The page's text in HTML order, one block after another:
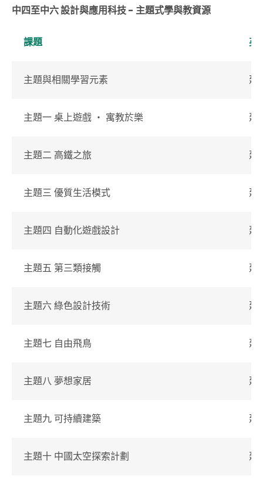
中四至中六 設計與應用科技 - 主題式學與教資源
課題 英
主題與相關學習元素 建
主題一 桌上遊戲 ‧ 寓教於樂 建
主題二 高鐵之旅 建
主題三 優質生活模式 建
主題四 自動化遊戲設計 建
主題五 第三類接觸 建
主題六 綠色設計技術 建
主題七 自由飛鳥 建
主題八 夢想家居 建
主題九 可持續建築 建
主題十 中國太空探索計劃 建